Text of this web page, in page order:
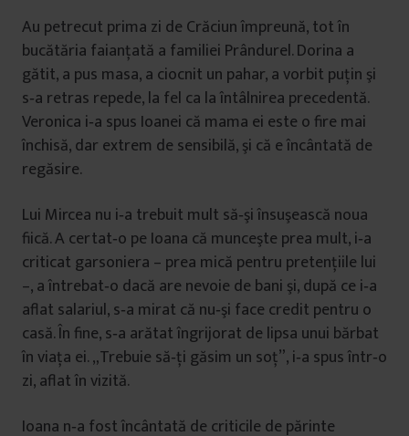
Au petrecut prima zi de Crăciun împreună, tot în
bucătăria faianţată a familiei Prândurel. Dorina a
gătit, a pus masa, a ciocnit un pahar, a vorbit puţin şi
s‐a retras repede, la fel ca la întâlnirea precedentă.
Veronica i‐a spus Ioanei că mama ei este o fire mai
închisă, dar extrem de sensibilă, şi că e încântată de
regăsire.
Lui Mircea nu i‐a trebuit mult să‐şi însuşească noua
fiică. A certat‐o pe Ioana că munceşte prea mult, i‐a
criticat garsoniera – prea mică pentru pretenţiile lui
–, a întrebat‐o dacă are nevoie de bani şi, după ce i‐a
aflat salariul, s‐a mirat că nu‐şi face credit pentru o
casă. În fine, s‐a arătat îngrijorat de lipsa unui bărbat
în viaţa ei. „Trebuie să‐ţi găsim un soţ”, i‐a spus într‐o
zi, aflat în vizită.
Ioana n‐a fost încântată de criticile de părinte